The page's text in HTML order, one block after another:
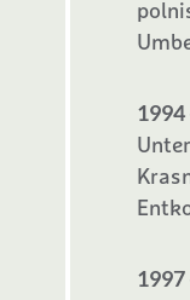
1994
1997